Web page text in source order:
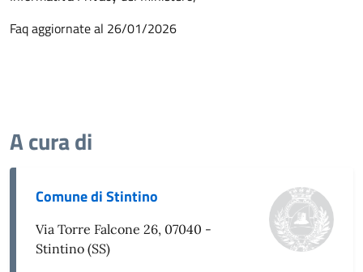
Faq aggiornate al 26/01/2026
A cura di
Comune di Stintino
Via Torre Falcone 26, 07040 -
Stintino (SS)